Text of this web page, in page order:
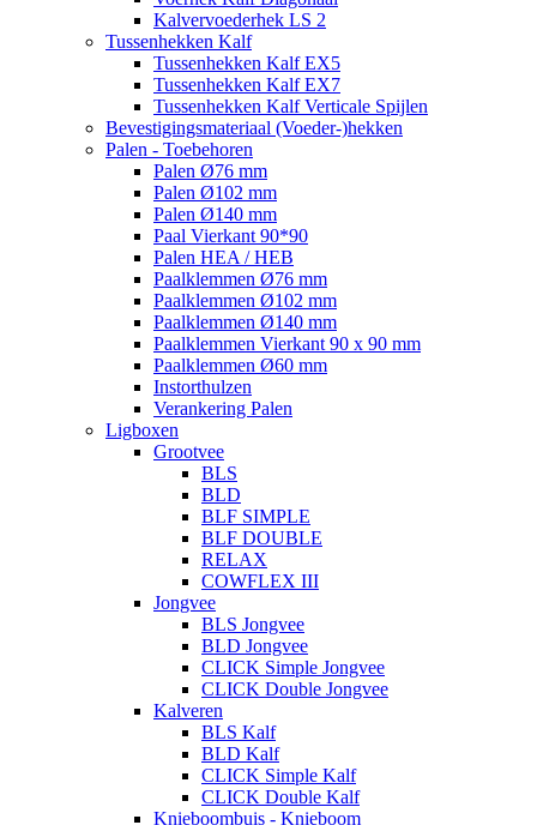
Kalvervoederhek LS 2
Tussenhekken Kalf
Tussenhekken Kalf EX5
Tussenhekken Kalf EX7
Tussenhekken Kalf Verticale Spijlen
Bevestigingsmateriaal (Voeder-)hekken
Palen - Toebehoren
Palen Ø76 mm
Palen Ø102 mm
Palen Ø140 mm
Paal Vierkant 90*90
Palen HEA / HEB
Paalklemmen Ø76 mm
Paalklemmen Ø102 mm
Paalklemmen Ø140 mm
Paalklemmen Vierkant 90 x 90 mm
Paalklemmen Ø60 mm
Instorthulzen
Verankering Palen
Ligboxen
Grootvee
BLS
BLD
BLF SIMPLE
BLF DOUBLE
RELAX
COWFLEX III
Jongvee
BLS Jongvee
BLD Jongvee
CLICK Simple Jongvee
CLICK Double Jongvee
Kalveren
BLS Kalf
BLD Kalf
CLICK Simple Kalf
CLICK Double Kalf
Knieboombuis - Knieboom